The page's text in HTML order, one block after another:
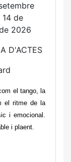
de
2026
D'ACTES
el tango, la
el ritme de la
i emocional.
i plaent.